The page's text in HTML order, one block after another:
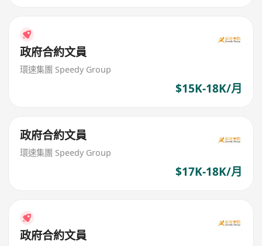
政府合約文員
環速集團 Speedy Group
$15K-18K/月
政府合約文員
環速集團 Speedy Group
$17K-18K/月
政府合約文員